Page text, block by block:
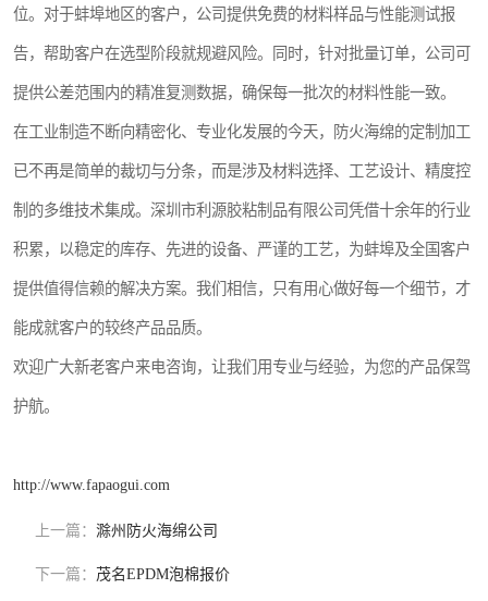
位。对于蚌埠地区的客户，公司提供免费的材料样品与性能测试报
告，帮助客户在选型阶段就规避风险。同时，针对批量订单，公司可
提供公差范围内的精准复测数据，确保每一批次的材料性能一致。
在工业制造不断向精密化、专业化发展的今天，防火海绵的定制加工
已不再是简单的裁切与分条，而是涉及材料选择、工艺设计、精度控
制的多维技术集成。深圳市利源胶粘制品有限公司凭借十余年的行业
积累，以稳定的库存、先进的设备、严谨的工艺，为蚌埠及全国客户
提供值得信赖的解决方案。我们相信，只有用心做好每一个细节，才
能成就客户的较终产品品质。
欢迎广大新老客户来电咨询，让我们用专业与经验，为您的产品保驾
护航。
http://www.fapaogui.com
上一篇： 滁州防火海绵公司
下一篇： 茂名EPDM泡棉报价